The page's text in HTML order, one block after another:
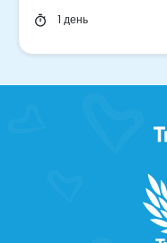
timer 1 день